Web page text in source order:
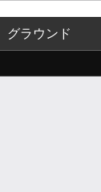
グラウンド